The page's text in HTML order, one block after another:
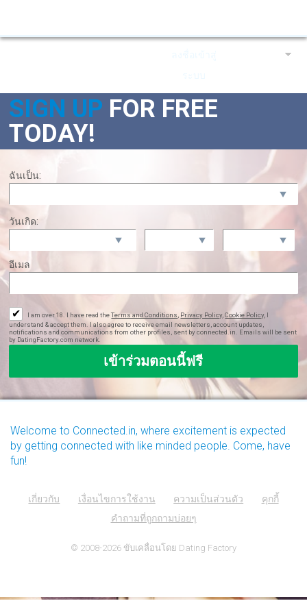
SIGN UP FOR FREE
TODAY!
ฉันเป็น:
วันเกิด:
อีเมล
✔ I am over 18. I have read theTerms and Conditions Privacy Policy,Cookie Policy, I
understand & accept them. I also agree to receive email newsletters, account updates,
notifications and communications from other profiles, sent by connected.in. Emails will be sent
by DatingFactory.com network.
Welcome to Connected.in, where excitement is expected
by getting connected with like minded people. Come, have
fun!
เกี่ยวกับ เงื่อนไขการใช้งาน ความเป็นส่วนตัว
คุกกี้
คำถามที่ถูกถามบ่อยๆ
© 2008-2026 ขับเคลื่อนโดย Dating Factory